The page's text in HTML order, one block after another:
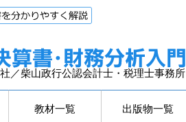
／柴山政行公認会計士・税理士事務所
教材一覧 出版物一覧